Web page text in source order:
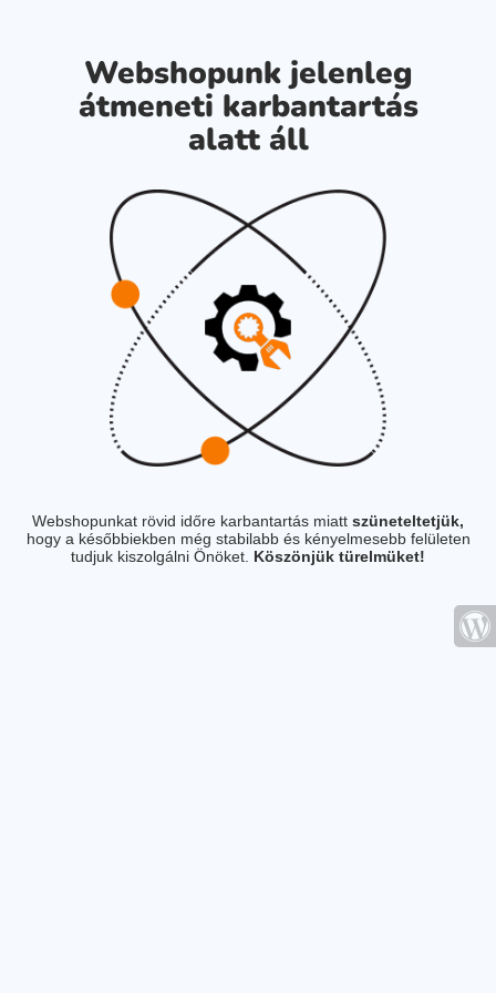
Webshopunk jelenleg
átmeneti karbantartás
alatt áll
Webshopunkat rövid időre karbantartás miatt szüneteltetjük,
hogy a későbbiekben még stabilabb és kényelmesebb felületen
tudjuk kiszolgálni Önöket. Köszönjük türelmüket!